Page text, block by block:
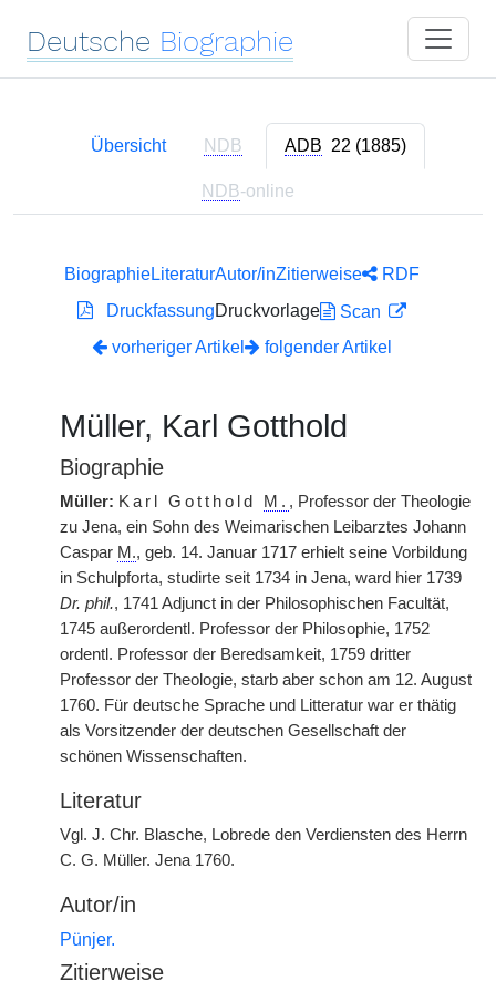
Deutsche Biographie
Übersicht NDB ADB 22 (1885)
NDB-online
BiographieLiteraturAutor/inZitierweise
RDF
DruckfassungDruckvorlage
Scan
vorheriger Artikel
folgender Artikel
Müller, Karl Gotthold
Biographie
Müller: Karl Gotthold M. , Professor der Theologie
zu Jena, ein Sohn des Weimarischen Leibarztes Johann
Caspar M., geb. 14. Januar 1717 erhielt seine Vorbildung
in Schulpforta, studirte seit 1734 in Jena, ward hier 1739
Dr. phil., 1741 Adjunct in der Philosophischen Facultät,
1745 außerordentl. Professor der Philosophie, 1752
ordentl. Professor der Beredsamkeit, 1759 dritter
Professor der Theologie, starb aber schon am 12. August
1760. Für deutsche Sprache und Litteratur war er thätig
als Vorsitzender der deutschen Gesellschaft der
schönen Wissenschaften.
Literatur
Vgl. J. Chr. Blasche, Lobrede den Verdiensten des Herrn
C. G. Müller. Jena 1760.
Autor/in
Pünjer.
Zitierweise